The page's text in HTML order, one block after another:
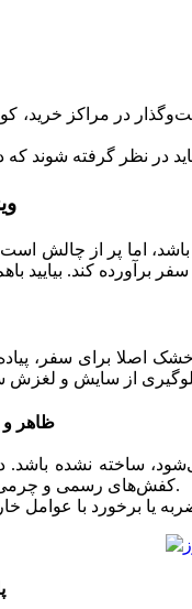
در مراکز
اما پر از چالش
برای سفر،
ظاهر و
ساخته نشده باشد.
کفش‌های رسمی و چرمی رویه باید طوری باشد که با یک دستمال به‌راحتی تمیز شود‌.